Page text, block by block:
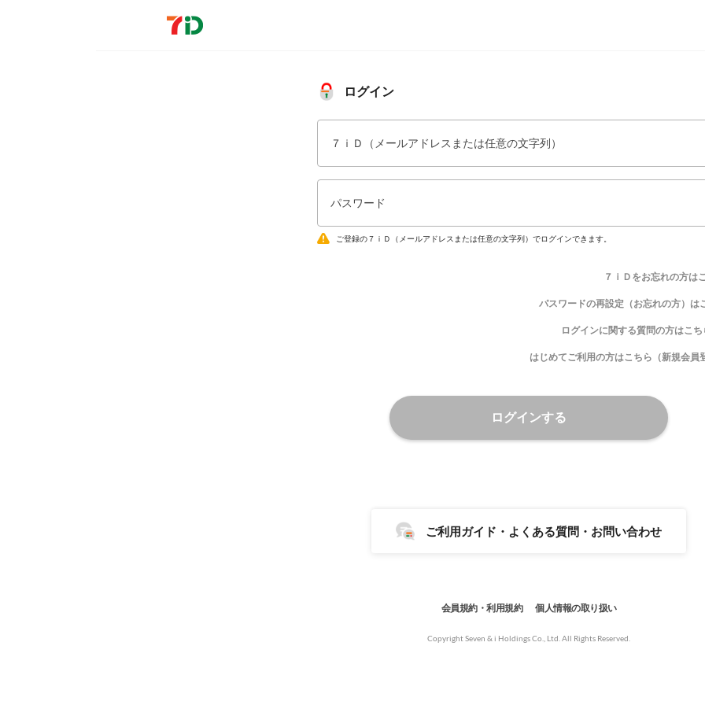
ログイン
７ｉＤ（メールアドレスまたは任意の文字列）
パスワード
ご登録の７ｉＤ（メールアドレスまたは任意の文字列）でログインできます。
７ｉＤをお忘れの方は
パスワードの再設定（お忘れの方）は
ログインに関する質問の方はこち
はじめてご利用の方はこちら（新規会員
ログインする
ご利用ガイド・よくある質問・お問い合わせ
会員規約・利用規約 個人情報の取り扱い
Copyright Seven & i Holdings Co., Ltd. All Rights Reserved.